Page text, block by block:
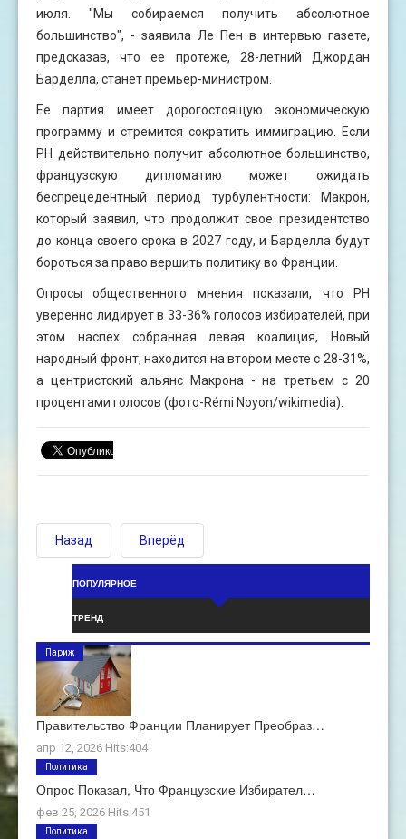
июля. "Мы собираемся получить абсолютное
большинство", - заявила Ле Пен в интервью газете,
предсказав, что ее протеже, 28-летний Джордан
Барделла, станет премьер-министром.
Ее партия имеет дорогостоящую экономическую
программу и стремится сократить иммиграцию. Если
РН действительно получит абсолютное большинство,
французскую дипломатию может ожидать
беспрецедентный период турбулентности: Макрон,
который заявил, что продолжит свое президентство
до конца своего срока в 2027 году, и Барделла будут
бороться за право вершить политику во Франции.
Опросы общественного мнения показали, что РН
уверенно лидирует в 33-36% голосов избирателей, при
этом наспех собранная левая коалиция, Новый
народный фронт, находится на втором месте с 28-31%,
а центристский альянс Макрона - на третьем с 20
процентами голосов (фото-Rémi Noyon/wikimedia).
Назад Вперёд
ПОПУЛЯРНОЕ
ТРЕНД
Правительство Франции Планирует Преобраз…
апр 12, 2026 Hits:404
Париж
Опрос Показал, Что Французские Избирател…
фев 25, 2026 Hits:451
Политика
Политика